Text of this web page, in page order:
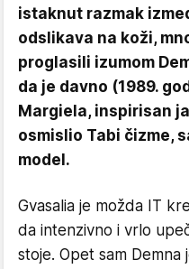
istaknut razmak
odslikava na koži,
proglasili izumom
da je davno (1989.
Margiela, inspirisan
osmislio Tabi čizme,
model.
Gvasalia je možda IT
da intenzivno i vrlo
stoje. Opet sam